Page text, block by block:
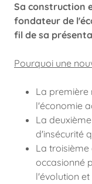
Sa construction
fondateur de
fil de sa
Pourquoi une
La première
l'économie
La
d'insécurité
La
occasionné
l'évolution